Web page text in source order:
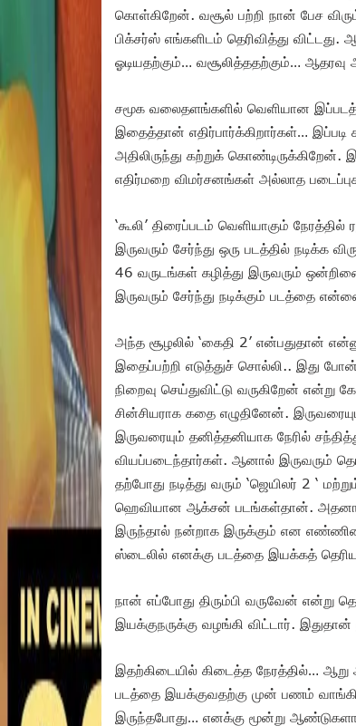
கொள்கிறேன். வசூல் பற்றி நான் பேச
பிக்சர்ஸ் எங்களிடம் தெரிவித்து
ஓடியதற்கும்… வசூலித்ததற்கும்…
சமூக வலைதளங்களில் வெளியான
இதைத்தான் எதிர்பார்க்கிறார்கள்…
அதிலிருந்து கற்றுக்
எதிர்மறை விமர்சனங்கள் அல்லாத
‘கூலி’ திரைப்படம் வெளியாகும்
இருவரும் சேர்ந்து ஒரு படத்தில் நடிக்க
46 வருடங்கள் கழித்து இருவரும்
இருவரும் சேர்ந்து நடிக்கும் படத்தை
அந்த சூழலில் ‘கைதி 2’ என்பதுதான்
இதைப்பற்றி எடுத்துச் சொல்லி.. இது
நிறைவு செய்துவிட்டு வருகிறேன்
சின்சியராக கதை எழுதினேன்.‌
இருவரையும் தனித்தனியாக நேரில்
வியப்படைந்தார்கள். ஆனால் இருவரும்
தற்போது நடித்து வரும் ‘ஜெயிலர் 2 ‘
ஹெவியான ஆக்சன் படங்கள்தான்.
இருந்தால் நன்றாக இருக்கும் என
ஸ்டைலில் எனக்கு படத்தை இயக்கத்
நான் எப்போது திரும்பி வருவேன் என்று
இயக்குநருக்கு வழங்கி விட்டார்.‌ இதுதான்
இதற்கிடையில் கிடைத்த நேரத்தில்… ஆறு
படத்தை இயக்குவதற்கு முன் பணம்
இருந்தபோது… எனக்கு மூன்று